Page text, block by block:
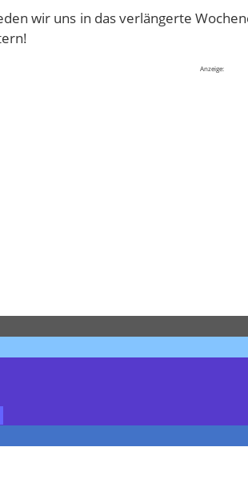
wir uns in das verlängerte
Anzeige: